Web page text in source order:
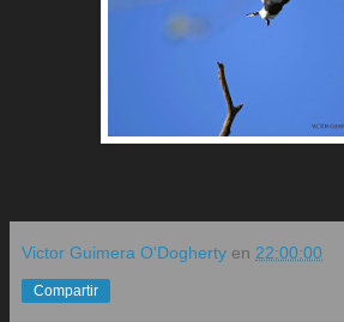
Victor Guimera O'Dogherty en 22:00:00
Compartir